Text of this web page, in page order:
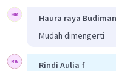
Haura raya Budiman
Mudah dimengerti
Rindi Aulia f